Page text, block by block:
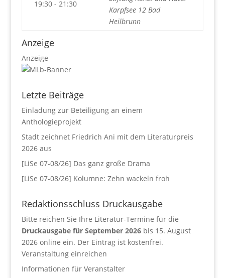
19:30 - 21:30
Karpfsee 12 Bad
Heilbrunn
Anzeige
Anzeige
Letzte Beiträge
Einladung zur Beteiligung an einem
Anthologieprojekt
Stadt zeichnet Friedrich Ani mit dem Literaturpreis
2026 aus
[LiSe 07-08/26] Das ganz große Drama
[LiSe 07-08/26] Kolumne: Zehn wackeln froh
Redaktionsschluss Druckausgabe
Bitte reichen Sie Ihre Literatur-Termine für die
Druckausgabe für September 2026bis 15. August
2026 online ein. Der Eintrag ist kostenfrei.
Veranstaltung einreichen
Informationen für Veranstalter